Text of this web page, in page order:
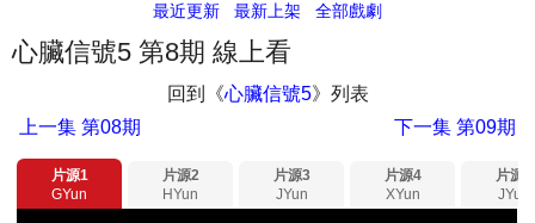
最近更新 最新上架 全部戲劇
心臟信號5 第8期 線上看
回到《心臟信號5》列表
上一集 第08期 下一集第09期
片源1
GYun
片源2
HYun
片源3
JYun
片源4
XYun
片源5
JYun